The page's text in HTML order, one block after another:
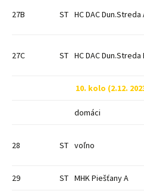
27B ST HC DAC Dun.Streda
27C ST HC DAC Dun.Streda
10. kolo (2.12.
domáci
28 ST voľno
29 ST MHK Piešťany A